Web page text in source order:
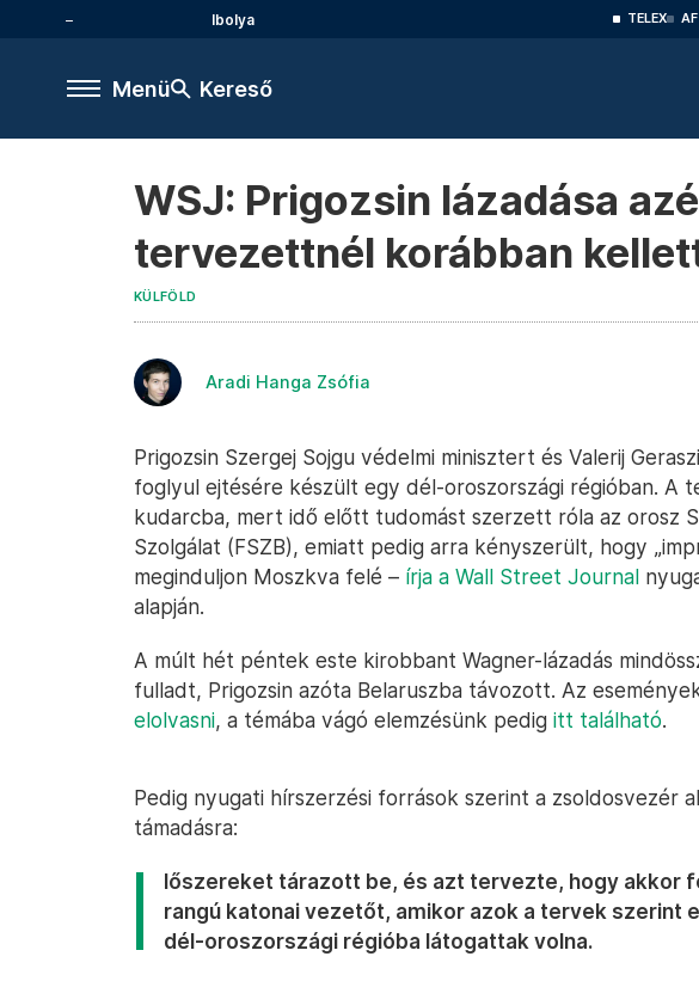
Ibolya TELEX
Menü Kereső
WSJ: Prigozsin lázadása
tervezettnél korábban
KÜLFÖLD
Aradi Hanga Zsófia
Prigozsin Szergej Sojgu védelmi minisztert és Valerij
foglyul ejtésére készült egy dél-oroszországi régióban. A
kudarcba, mert idő előtt tudomást szerzett róla az orosz
Szolgálat (FSZB), emiatt pedig arra kényszerült, hogy
meginduljon Moszkva felé – írja a Wall Street Journal
alapján.
A múlt hét péntek este kirobbant Wagner-lázadás
fulladt, Prigozsin azóta Belaruszba távozott. Az
elolvasni, a témába vágó elemzésünk pedig itt található.
Pedig nyugati hírszerzési források szerint a zsoldosvezér
támadásra:
lőszereket tárazott be, és azt tervezte, hogy akkor
rangú katonai vezetőt, amikor azok a tervek szerint
dél-oroszországi régióba látogattak volna.